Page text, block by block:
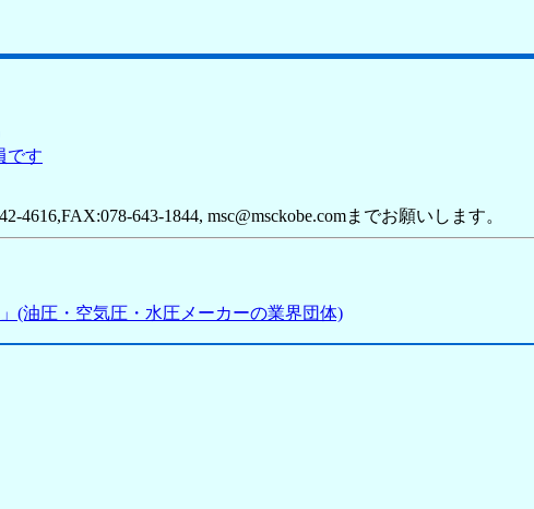
です
643-1844, msc@msckobe.comまでお願いします。
(油圧・空気圧・水圧メーカーの業界団体)